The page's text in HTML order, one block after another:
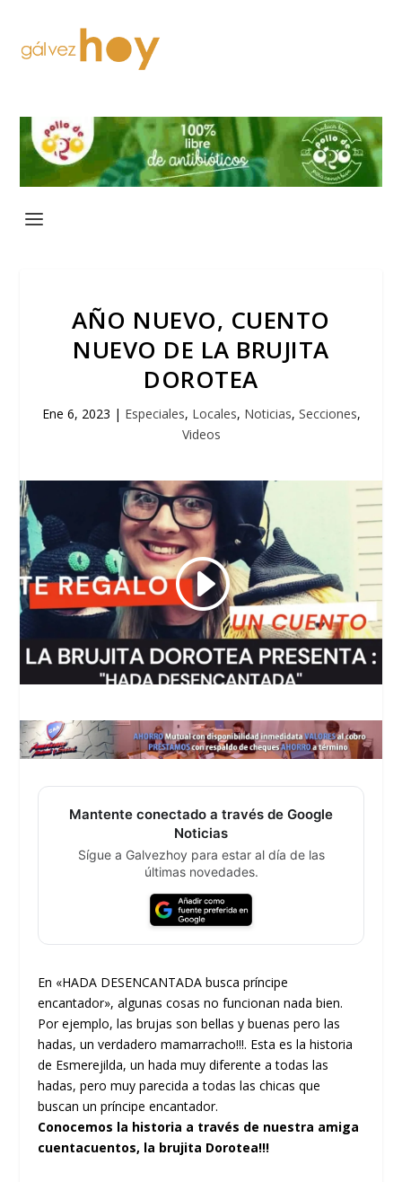
AÑO NUEVO, CUENTO
NUEVO DE LA BRUJITA
DOROTEA
Ene 6, 2023 | Especiales, Locales, Noticias, Secciones,
Videos
Mantente conectado a través de Google
Noticias
Sígue a Galvezhoy para estar al día de las
últimas novedades.
En «HADA DESENCANTADA busca príncipe
encantador», algunas cosas no funcionan nada bien.
Por ejemplo, las brujas son bellas y buenas pero las
hadas, un verdadero mamarracho!!!. Esta es la historia
de Esmerejilda, un hada muy diferente a todas las
hadas, pero muy parecida a todas las chicas que
buscan un príncipe encantador.
Conocemos la historia a través de nuestra amiga
cuentacuentos, la brujita Dorotea!!!